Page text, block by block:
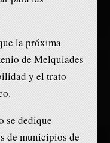
la próxima
de Melquiades
y el trato
se dedique
de municipios de